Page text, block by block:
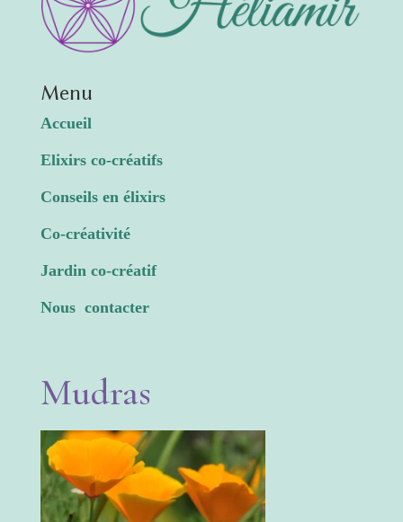
Menu
Accueil
Elixirs co-créatifs
Conseils en élixirs
Co-créativité
Jardin co-créatif
Nous contacter
Mudras